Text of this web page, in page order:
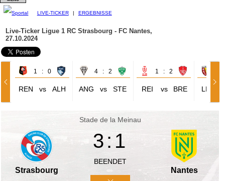
LIVE-TICKER | ERGEBNISSE
Live-Ticker Ligue 1 RC Strasbourg - FC Nantes,
27.10.2024
1 : 0
REN vs ALH
4 : 2
ANG vs STE
1 : 2
REI vs BRE LEN
Stade de la Meinau
Strasbourg
3:1
BEENDET
Nantes